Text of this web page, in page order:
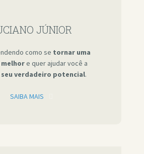
JÚNIOR
como se tornar uma
e quer ajudar você a
verdadeiro potencial.
SAIBA MAIS